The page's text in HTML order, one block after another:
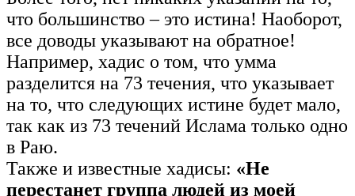
что большинство – это истина! Наоборот,
все доводы указывают на обратное!
Например, хадис о том, что умма
разделится на 73 течения, что указывает
на то, что следующих истине будет мало,
так как из 73 течений Ислама только одно
в Раю.
Также и известные хадисы: «Не
перестанет группа людей из моей